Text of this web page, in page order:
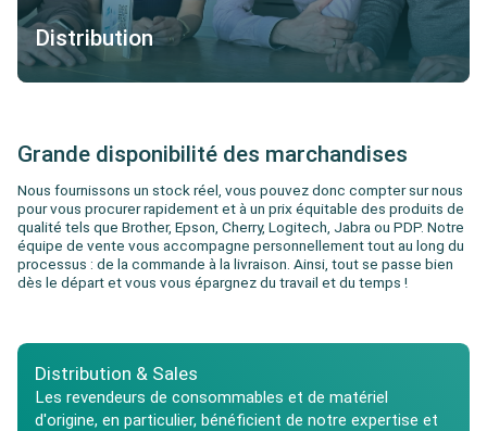
Distribution
Grande disponibilité des marchandises
Nous fournissons un stock réel, vous pouvez donc compter sur nous
pour vous procurer rapidement et à un prix équitable des produits de
qualité tels que Brother, Epson, Cherry, Logitech, Jabra ou PDP. Notre
équipe de vente vous accompagne personnellement tout au long du
processus : de la commande à la livraison. Ainsi, tout se passe bien
dès le départ et vous vous épargnez du travail et du temps !
Distribution & Sales
Les revendeurs de consommables et de matériel
d'origine, en particulier, bénéficient de notre expertise et